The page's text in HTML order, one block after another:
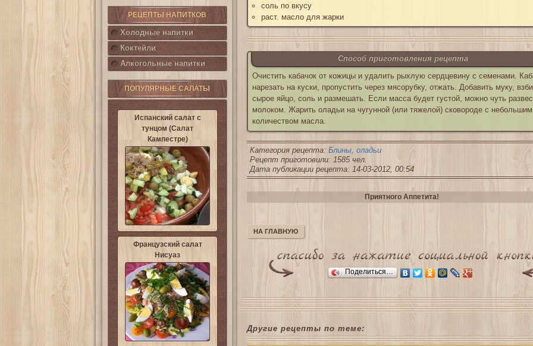
РЕЦЕПТЫ НАПИТКОВ
Холодные напитки
Коктейли
Алкогольные напитки
ПОПУЛЯРНЫЕ САЛАТЫ
Испанский салат с
тунцом (Салат
Кампестре)
Французский салат
Нисуаз
соль по вкусу
раст. масло для жарки
Способ приготовления рецепта
Очистить кабачок от кожицы и удалить рыхлую сердцевину с семенами.
нарезать на куски, пропустить через мясорубку, отжать. Добавить муку,
сырое яйцо, соль и размешать. Если масса будет густой, можно чуть
молоком. Жарить оладьи на чугунной (или тяжелой) сковороде с небольшим
количеством масла.
Категория рецепта: Блины, оладьи
Рецепт приготовили: 1585 чел.
Дата публикации рецепта: 14-03-2012, 00:54
Приятного Аппетита!
НА ГЛАВНУЮ
Поделиться…
Другие рецепты по теме: